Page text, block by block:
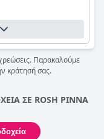
Παρακαλούμε
κράτησή σας.
ΣΕ ROSH PINNA